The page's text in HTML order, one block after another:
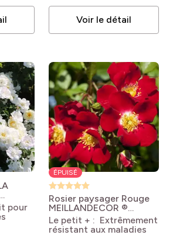
Voir le détail
pour
ÉPUISÉ
Rosier paysager Rouge
MEILLANDECOR ®
Meineble Rosa Rouge
Meillandécor® 'Meineble'
Le petit + : Extrêmement
résistant aux maladies